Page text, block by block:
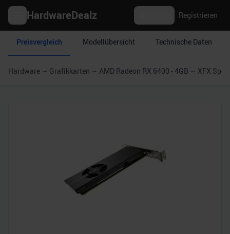
HardwareDealz Registrieren
Preisvergleich Modellübersicht Technische Daten
Hardware Grafikkarten AMD Radeon RX 6400 - 4GB XFX